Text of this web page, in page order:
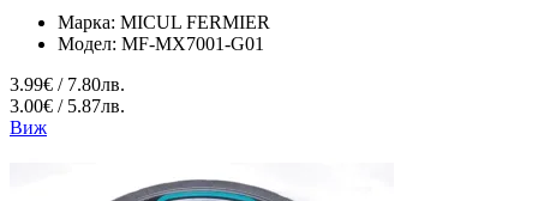
Марка: MICUL FERMIER
Модел: MF-MX7001-G01
3.99€ / 7.80лв.
3.00€ / 5.87лв.
Виж